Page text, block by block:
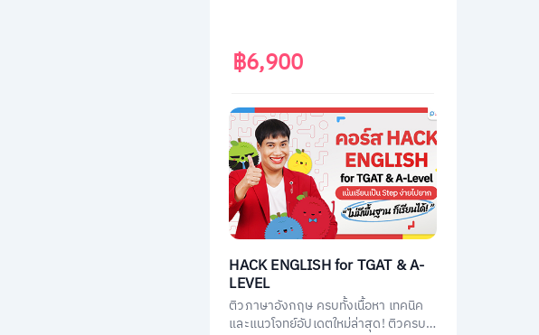
฿6,900
HACK ENGLISH for TGAT & A-
LEVEL
ติวภาษาอังกฤษ ครบทั้งเนื้อหา เทคนิค
และแนวโจทย์อัปเดตใหม่ล่าสุด! ติวครบ